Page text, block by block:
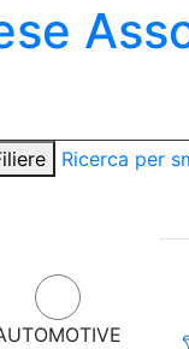
Ricerca per